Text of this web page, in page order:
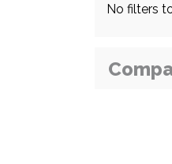
No filters